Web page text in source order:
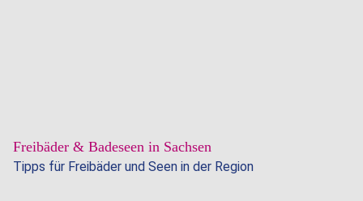
Freibäder & Badeseen in Sachsen
Tipps für Freibäder und Seen in der Region